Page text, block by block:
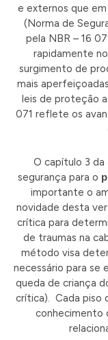
e externos que
(Norma de
pela NBR – 16
rapidamente
surgimento de
mais
leis de proteção
071 reflete os
O capítulo 3
segurança para o
importante o
novidade desta
crítica para
de traumas na
método visa
necessário para se
queda de criança
crítica). Cada piso
conhecimento